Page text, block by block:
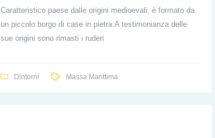
Caratteristico paese dalle origini medioevali, è formato da
un piccolo borgo di case in pietra.A testimonianza delle
sue origini sono rimasti i ruderi
Dintorni Massa Marittima